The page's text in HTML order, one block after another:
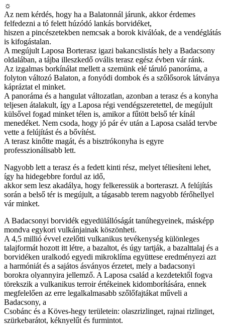
☼
Az nem kérdés, hogy ha a Balatonnál járunk, akkor érdemes
felfedezni a tó felett húzódó lankás borvidéket,
hiszen a pincészetekben nemcsak a borok kiválóak, de a vendéglátás
is kifogástalan.
A megújult Laposa Borterasz igazi bakancslistás hely a Badacsony
oldalában, a tájba illeszkedő ovális terasz egész évben vár ránk.
Az izgalmas borkínálat mellett a szemünk elé táruló panoráma, a
folyton változó Balaton, a fonyódi dombok és a szőlősorok látványa
kápráztat el minket.
A panoráma és a hangulat változatlan, azonban a terasz és a konyha
teljesen átalakult, így a Laposa régi vendégszeretettel, de megújult
külsővel fogad minket télen is, amikor a fűtött belső tér kínál
menedéket. Nem csoda, hogy jó pár év után a Laposa család tervbe
vette a felújítást és a bővítést.
A terasz kinőtte magát, és a bisztrókonyha is egyre
professzionálisabb lett.
Nagyobb lett a terasz és a fedett kinti rész, melyet téliesíteni lehet,
így ha hidegebbre fordul az idő,
akkor sem lesz akadálya, hogy felkeressük a borteraszt. A felújítás
során a belső tér is megújult, a tágasabb terem nagyobb férőhellyel
vár minket.
A Badacsonyi borvidék egyedülállóságát tanúhegyeinek, másképp
mondva egykori vulkánjainak köszönheti.
A 4,5 millió évvel ezelőtti vulkanikus tevékenység különleges
talajformát hozott itt létre, a bazaltot, és úgy tartják, a bazalttalaj és a
borvidéken uralkodó egyedi mikroklíma együttese eredményezi azt
a harmóniát és a sajátos ásványos érzetet, mely a badacsonyi
borokra olyannyira jellemző. A Laposa család a kezdetektől fogva
törekszik a vulkanikus terroir értékeinek kidomborítására, ennek
megfelelően az erre legalkalmasabb szőlőfajtákat műveli a
Badacsony, a
Csobánc és a Köves-hegy területein: olaszrizlinget, rajnai rizlinget,
szürkebarátot, kéknyelűt és furmintot.